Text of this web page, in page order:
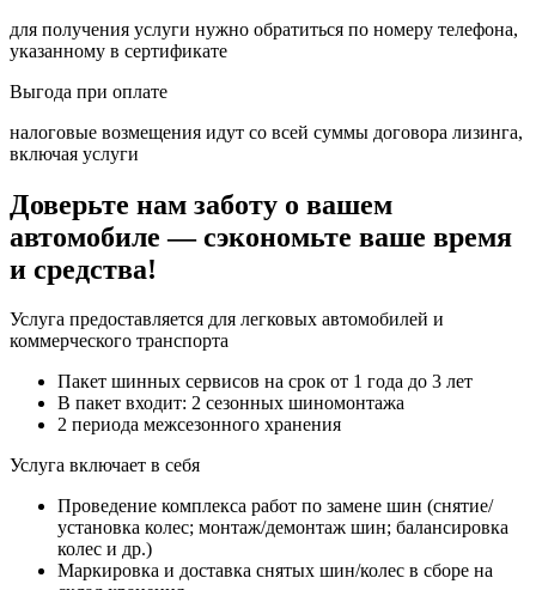
для получения услуги нужно обратиться по номеру телефона,
указанному в сертификате
Выгода при оплате
налоговые возмещения идут со всей суммы договора лизинга,
включая услуги
Доверьте нам заботу о вашем
автомобиле — сэкономьте ваше время
и средства!
Услуга предоставляется для легковых автомобилей и
коммерческого транспорта
Пакет шинных сервисов на срок от 1 года до 3 лет
В пакет входит: 2 сезонных шиномонтажа
2 периода межсезонного хранения
Услуга включает в себя
Проведение комплекса работ по замене шин (снятие/
установка колес; монтаж/демонтаж шин; балансировка
колес и др.)
Маркировка и доставка снятых шин/колес в сборе на